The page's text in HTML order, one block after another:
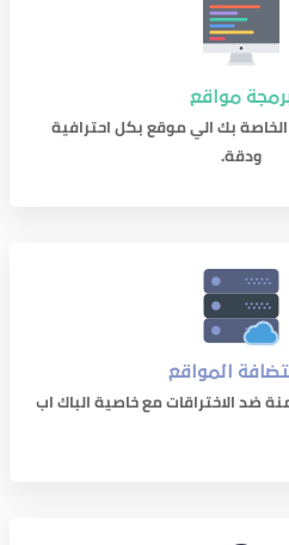
مواقع
بك الي موقع بكل احترافية
ودقة.
المواقع
ضد الاختراقات مع خاصية الباك اب